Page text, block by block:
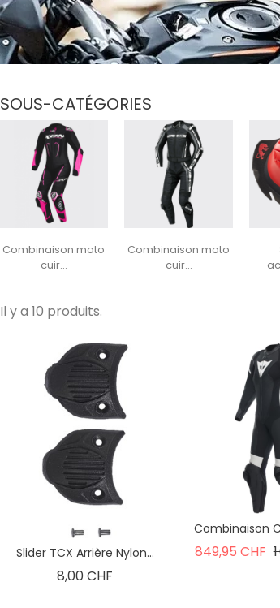
SOUS-CATÉGORIES
Combinaison moto
cuir...
Combinaison moto
cuir...
Il y a 10 produits.
Slider TCX Arrière Nylon...
8,00 CHF
Combinaison
849,95 CHF